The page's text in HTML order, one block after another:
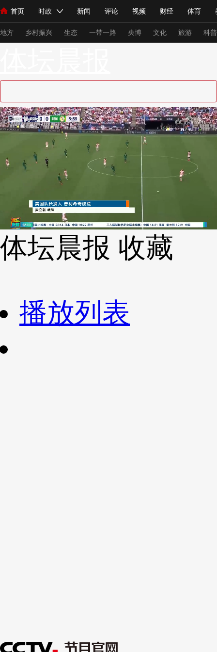
首页 时政 新闻 评论 视频 财经 体育
人民领袖习近平 联播+ 中国领导人 央视快评 习式妙语
直播 栏目大全 节目单 听音 微视频 主持人
海外频道 iPanda English Монгол
地方 乡村振兴 生态 一带一路 央博 文化 旅游 科普
新闻 国内 国际 评论 经济 军事 科技
人民领袖习近平 联播+ 热解读 天天学习 习式妙语
小央视频 小央直播 直播中国 熊猫频道
现场 前线 快看 新兵请入列
2026年冬奥会
VIP会员 CCTV奥林匹克频道 生活体育大会
一带一路
大国智造 大国展会 大国保险 云顶对话
CCTV.节目官网 直播 节目单
体坛晨报 收藏
播放列表